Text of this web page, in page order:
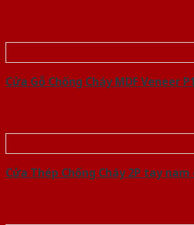
Cửa Gỗ Chống Cháy MDF Veneer
Cửa Thép Chống Cháy 2P tay nam